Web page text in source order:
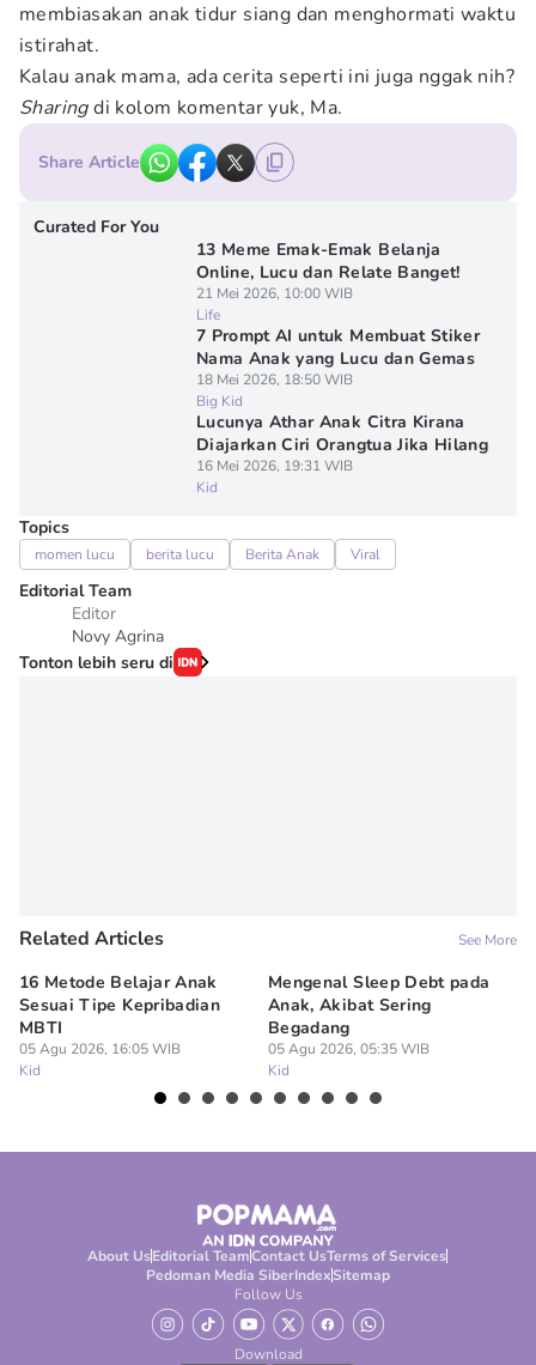
membiasakan anak tidur siang dan menghormati waktu
istirahat.
Kalau anak mama, ada cerita seperti ini juga nggak nih?
Sharingdi kolom komentar yuk, Ma.
Share Article
Curated For You
13 Meme Emak-Emak Belanja
Online, Lucu dan Relate Banget!
21 Mei 2026, 10:00 WIB
Life
7 Prompt AI untuk Membuat Stiker
Nama Anak yang Lucu dan Gemas
18 Mei 2026, 18:50 WIB
Big Kid
Lucunya Athar Anak Citra Kirana
Diajarkan Ciri Orangtua Jika Hilang
16 Mei 2026, 19:31 WIB
Kid
Topics
momen lucu berita lucu Berita Anak Viral
Editorial Team
Editor
Novy Agrina
Tonton lebih seru di
Related Articles See More
16 Metode Belajar Anak
Sesuai Tipe Kepribadian
MBTI
05 Agu 2026, 16:05 WIB
Kid
Mengenal Sleep Debt pada
Anak, Akibat Sering
Begadang
05 Agu 2026, 05:35 WIB
Kid
About UsEditorial TeamContact UsTerms of Services
Pedoman Media SiberIndexSitemap
Follow Us
Download